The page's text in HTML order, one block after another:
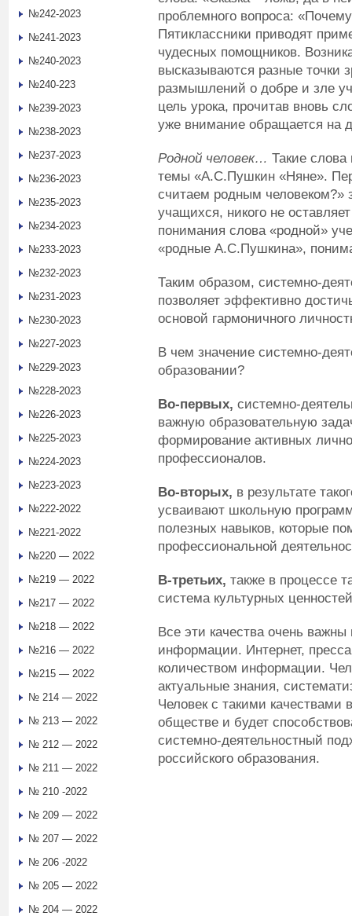
проблемного вопроса:
Пятиклассники приводят
чудесных помощников.
высказываются разные точки
размышлений о добре и зле
цель урока, прочитав вновь
уже внимание обращается на
Родной человек… Такие
темы «А.С.Пушкин «Няне».
считаем родным человеком?»
учащихся, никого не
понимания слова «родной»
«родные А.С.Пушкина»,
Таким образом, системно-
позволяет эффективно
основой гармоничного
В чем значение системно-
образовании?
Во-первых, системно-
важную образовательную
формирование активных
профессионалов.
Во-вторых, в результате
усваивают школьную
полезных навыков, которые
профессиональной
В-третьих, также в процессе
система культурных
Все эти качества очень
информации. Интернет,
количеством информации.
актуальные знания,
Человек с такими качествами
обществе и будет
системно-деятельностный
российского образования.
№242-2023
№241-2023
№240-2023
№240-223
№239-2023
№238-2023
№237-2023
№236-2023
№235-2023
№234-2023
№233-2023
№232-2023
№231-2023
№230-2023
№227-2023
№229-2023
№228-2023
№226-2023
№225-2023
№224-2023
№223-2023
№222-2022
№221-2022
№220 — 2022
№219 — 2022
№217 — 2022
№218 — 2022
№216 — 2022
№215 — 2022
№ 214 — 2022
№ 213 — 2022
№ 212 — 2022
№ 211 — 2022
№ 210 -2022
№ 209 — 2022
№ 207 — 2022
№ 206 -2022
№ 205 — 2022
№ 204 — 2022